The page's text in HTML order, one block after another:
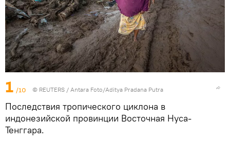
1 /10 © REUTERS / Antara Foto/Aditya Pradana Putra
Последствия тропического циклона в
индонезийской провинции Восточная Нуса-
Тенггара.